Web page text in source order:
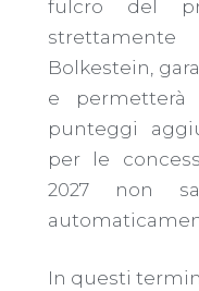
fulcro del
Bolkestein,
e
punteggi
per le
2027 non
In questi